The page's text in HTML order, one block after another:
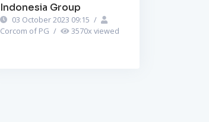
Indonesia Group
03 October 2023 09:15 /
Corcom of PG / 3570x viewed